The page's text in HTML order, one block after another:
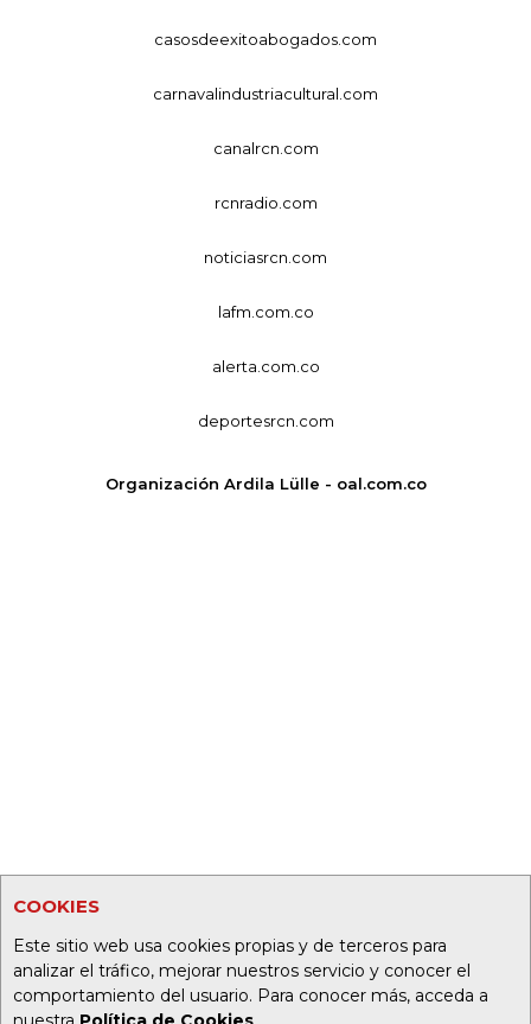
COOKIES
Este sitio web usa cookies propias y de terceros para
analizar el tráfico, mejorar nuestros servicio y conocer el
comportamiento del usuario. Para conocer más, acceda a
casosdeexitoabogados.com
carnavalindustriacultural.com
canalrcn.com
rcnradio.com
noticiasrcn.com
lafm.com.co
alerta.com.co
deportesrcn.com
Organización Ardila Lülle - oal.com.co